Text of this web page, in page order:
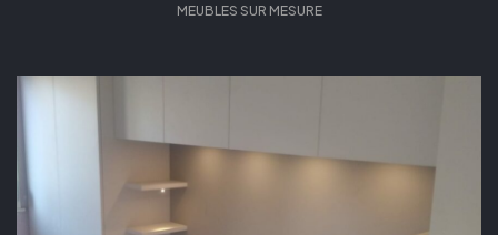
MEUBLES SUR MESURE